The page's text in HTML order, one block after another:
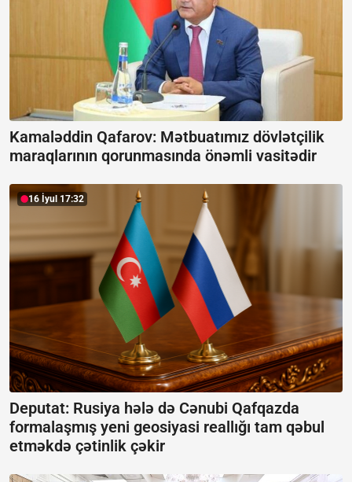
Kamaləddin Qafarov: Mətbuatımız dövlətçilik
maraqlarının qorunmasında önəmli vasitədir
16 İyul 17:32
Deputat: Rusiya hələ də Cənubi Qafqazda
formalaşmış yeni geosiyasi reallığı tam qəbul
etməkdə çətinlik çəkir